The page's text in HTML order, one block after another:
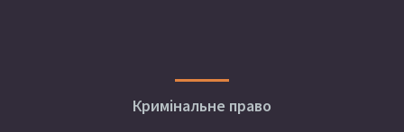
Кримінальне право